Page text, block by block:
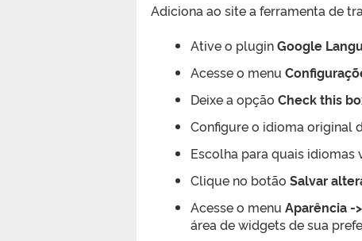
Adiciona ao site a ferramenta de
Ative o pluginGoogle
Acesse o menu
Deixe a opção Check this
Configure o idioma original
Escolha para quais
Clique no botão Salvar
Acesse o menu Aparência -
área de widgets de sua